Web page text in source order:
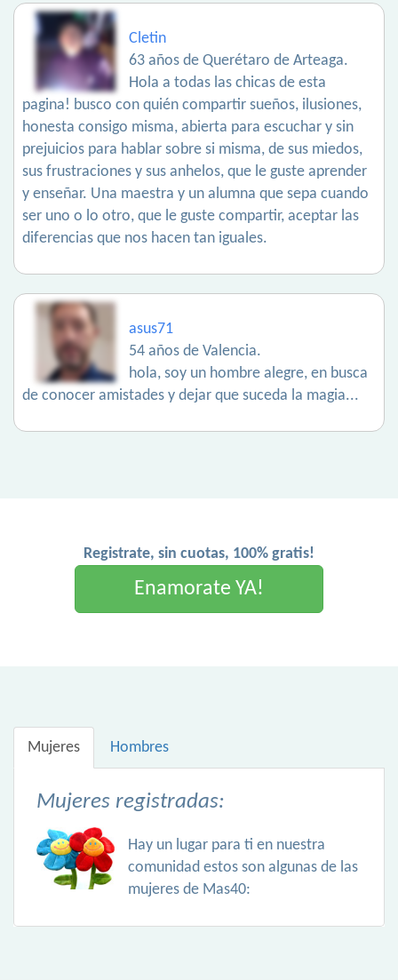
Cletin
63 años de Querétaro de Arteaga.
Hola a todas las chicas de esta
pagina! busco con quién compartir sueños, ilusiones,
honesta consigo misma, abierta para escuchar y sin
prejuicios para hablar sobre si misma, de sus miedos,
sus frustraciones y sus anhelos, que le guste aprender
y enseñar. Una maestra y un alumna que sepa cuando
ser uno o lo otro, que le guste compartir, aceptar las
diferencias que nos hacen tan iguales.
asus71
54 años de Valencia.
hola, soy un hombre alegre, en busca
de conocer amistades y dejar que suceda la magia...
Registrate, sin cuotas, 100% gratis!
Enamorate YA!
Mujeres Hombres
Mujeres registradas:
Hay un lugar para ti en nuestra
comunidad estos son algunas de las
mujeres de Mas40: